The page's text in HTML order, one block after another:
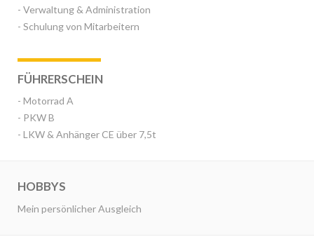
- Verwaltung & Administration
- Schulung von Mitarbeitern
FÜHRERSCHEIN
- Motorrad A
- PKW B
- LKW & Anhänger CE über 7,5t
HOBBYS
Mein persönlicher Ausgleich